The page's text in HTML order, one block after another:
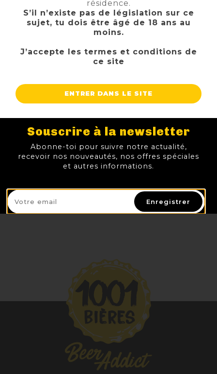
CUVEE D ARTHUR TRIPLE
3,60 €
TTCPrix
ATTIK ALBA
7,50 €
TTCPrix
PIRAAT TRIPLE HOP
3,60 €
TTCPrix
LA CANUTE LYONNAISE CONFLUENCE
3,60 €
TTCPrix
résidence.
S’il n’existe pas de législation sur ce
sujet, tu dois être âgé de 18 ans au
moins.
J’accepte les termes et conditions de
ce site
ENTRER DANS LE SITE
Souscrire à la newsletter
Abonne-toi pour suivre notre actualité,
recevoir nos nouveautés, nos offres spéciales
et autres informations.
Enregistrer